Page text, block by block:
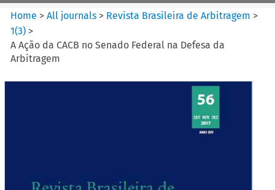
Home >All journals > Revista Brasileira de Arbitragem >
1(3) >
A Ação da CACB no Senado Federal na Defesa da
Arbitragem